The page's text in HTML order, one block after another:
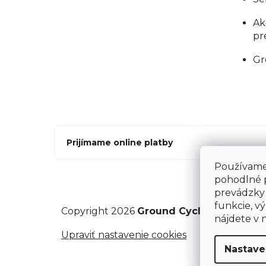
pohodlné
funkcie,
nájdete v
Prijímame online platby
Copyright 2026 Ground Cycling Store.
Upraviť nastavenie cookies